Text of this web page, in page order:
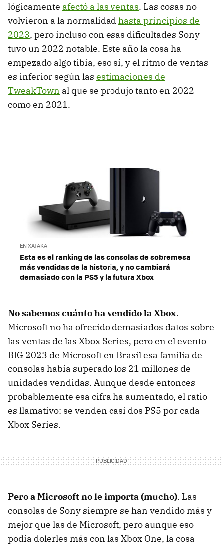
lógicamente afectó a las ventas. Las cosas no
volvieron a la normalidadhasta principios de
2023, pero incluso con esas dificultades Sony
tuvo un 2022 notable. Este año la cosa ha
empezado algo tibia, eso sí, y el ritmo de ventas
es inferior según las estimaciones de
TweakTown al que se produjo tanto en 2022
como en 2021.
EN XATAKA
Esta es el ranking de las consolas de sobremesa
más vendidas de la historia, y no cambiará
demasiado con la PS5 y la futura Xbox
No sabemos cuánto ha vendido la Xbox.
Microsoft no ha ofrecido demasiados datos sobre
las ventas de las Xbox Series, pero en el evento
BIG 2023 de Microsoft en Brasil esa familia de
consolas había superado los 21 millones de
unidades vendidas. Aunque desde entonces
probablemente esa cifra ha aumentado, el ratio
es llamativo: se venden casi dos PS5 por cada
Xbox Series.
Pero a Microsoft no le importa (mucho). Las
consolas de Sony siempre se han vendido más y
mejor que las de Microsoft, pero aunque eso
podía dolerles más con las Xbox One, la cosa